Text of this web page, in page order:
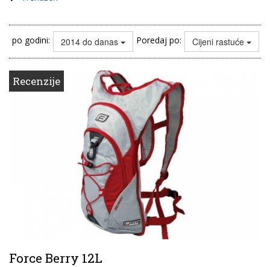
po godini: 2014 do danas Poredaj po: Cijeni rastuće
Recenzije
Force Berry 12L